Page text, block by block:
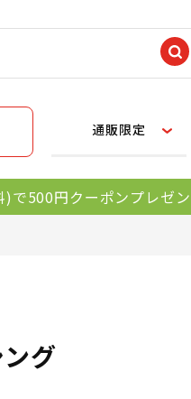
通販限定
で500円クーポンプレゼ
グ